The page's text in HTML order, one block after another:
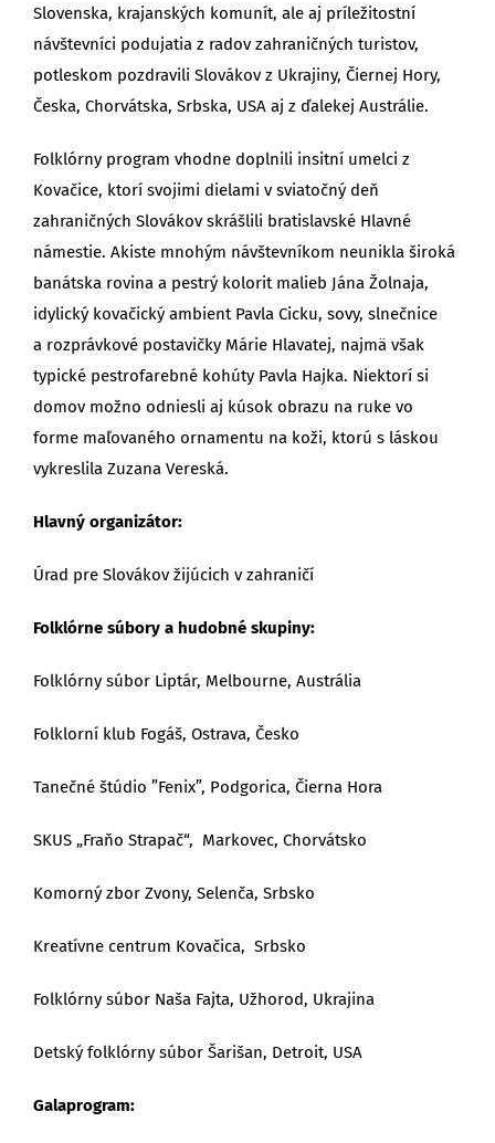
Slovenska, krajanských komunít, ale aj príležitostní
návštevníci podujatia z radov zahraničných turistov,
potleskom pozdravili Slovákov z Ukrajiny, Čiernej Hory,
Česka, Chorvátska, Srbska, USA aj z ďalekej Austrálie.
Folklórny program vhodne doplnili insitní umelci z
Kovačice, ktorí svojimi dielami v sviatočný deň
zahraničných Slovákov skrášlili bratislavské Hlavné
námestie. Akiste mnohým návštevníkom neunikla široká
banátska rovina a pestrý kolorit malieb Jána Žolnaja,
idylický kovačický ambient Pavla Cicku, sovy, slnečnice
a rozprávkové postavičky Márie Hlavatej, najmä však
typické pestrofarebné kohúty Pavla Hajka. Niektorí si
domov možno odniesli aj kúsok obrazu na ruke vo
forme maľovaného ornamentu na koži, ktorú s láskou
vykreslila Zuzana Vereská.
Hlavný organizátor:
Úrad pre Slovákov žijúcich v zahraničí
Folklórne súbory a hudobné skupiny:
Folklórny súbor Liptár, Melbourne, Austrália
Folklorní klub Fogáš, Ostrava, Česko
Tanečné štúdio ”Fenix”, Podgorica, Čierna Hora
SKUS „Fraňo Strapač“, Markovec, Chorvátsko
Komorný zbor Zvony, Selenča, Srbsko
Kreatívne centrum Kovačica, Srbsko
Folklórny súbor Naša Fajta, Užhorod, Ukrajina
Detský folklórny súbor Šarišan, Detroit, USA
Galaprogram: